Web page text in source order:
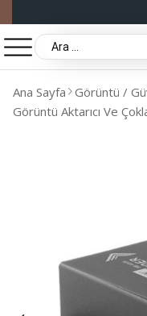
Ana Sayfa Görüntü /
Görüntü Aktarıcı Ve